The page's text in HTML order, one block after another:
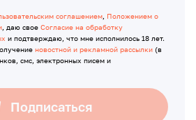
соглашением, Положением о
, даю свое Согласие на обработку
и подтверждаю, что мне исполнилось 18 лет.
новостной и рекламной рассылки (в
смс, электронных писем и
Подписаться